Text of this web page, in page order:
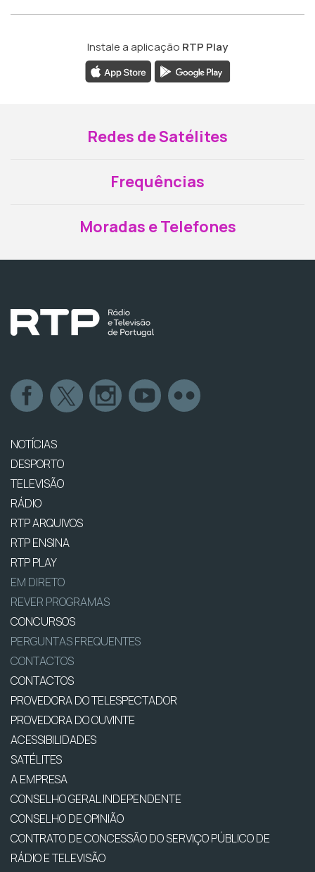
Instale a aplicação RTP Play
Redes de Satélites
Frequências
Moradas e Telefones
NOTÍCIAS
DESPORTO
TELEVISÃO
RÁDIO
RTP ARQUIVOS
RTP ENSINA
RTP PLAY
EM DIRETO
REVER PROGRAMAS
CONCURSOS
PERGUNTAS FREQUENTES
CONTACTOS
CONTACTOS
PROVEDORA DO TELESPECTADOR
PROVEDORA DO OUVINTE
ACESSIBILIDADES
SATÉLITES
A EMPRESA
CONSELHO GERAL INDEPENDENTE
CONSELHO DE OPINIÃO
CONTRATO DE CONCESSÃO DO SERVIÇO PÚBLICO DE
RÁDIO E TELEVISÃO